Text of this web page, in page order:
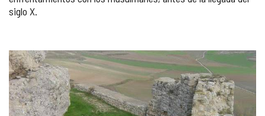
siglo X.
GALERÍA
DE
IMÁGENES